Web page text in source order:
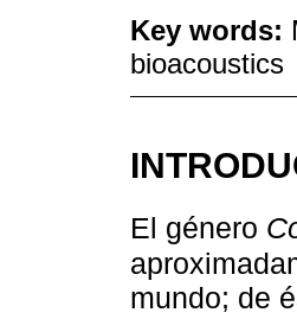
Key words:
bioacoustics
El género
mundo; de